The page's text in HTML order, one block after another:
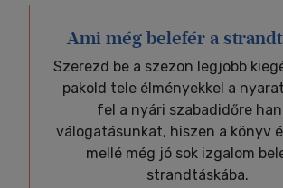
Ami még belefér a
Szerezd be a szezon legjobb
pakold tele élményekkel a
fel a nyári szabadidőre
válogatásunkat, hiszen a könyv
mellé még jó sok izgalom
strandtáskába.